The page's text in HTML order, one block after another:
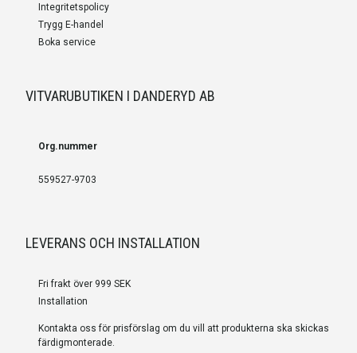
Integritetspolicy
Trygg E-handel
Boka service
VITVARUBUTIKEN I DANDERYD AB
Org.nummer
559527-9703
LEVERANS OCH INSTALLATION
Fri frakt över 999 SEK
Installation
Kontakta oss för prisförslag om du vill att produkterna ska skickas
färdigmonterade.